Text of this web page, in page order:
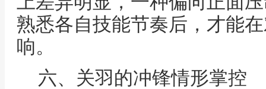
熟悉各自技能节奏后，才能
响。
六、关羽的冲锋情形掌控